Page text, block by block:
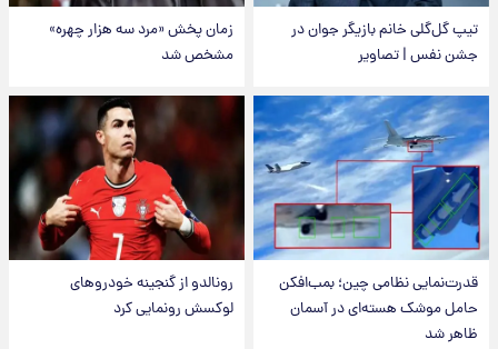
تیپ گل‌گلی خانم بازیگر جوان در
جشن نفس | تصاویر
زمان پخش «مرد سه هزار چهره»
مشخص شد
قدرت‌نمایی نظامی چین؛ بمب‌افکن
حامل موشک هسته‌ای در آسمان
ظاهر شد
رونالدو از گنجینه خودروهای
لوکسش رونمایی کرد